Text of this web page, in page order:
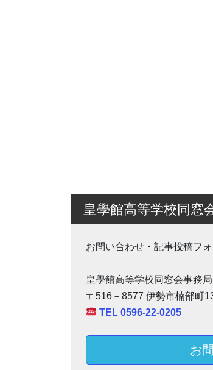
皇學館高等学校同窓
お問い合わせ・記事投稿フ
皇學館高等学校同窓会事務局
〒516－8577 伊勢市楠部町
TEL 0596-22-0205
お